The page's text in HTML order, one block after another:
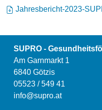
Jahresbericht-2023-
SUPRO -
Am Garnmarkt 1
6840 Götzis
05523 / 549 41
info@supro.at